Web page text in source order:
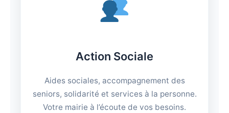
Action Sociale
Aides sociales, accompagnement des
seniors, solidarité et services à la personne.
Votre mairie à l’écoute de vos besoins.